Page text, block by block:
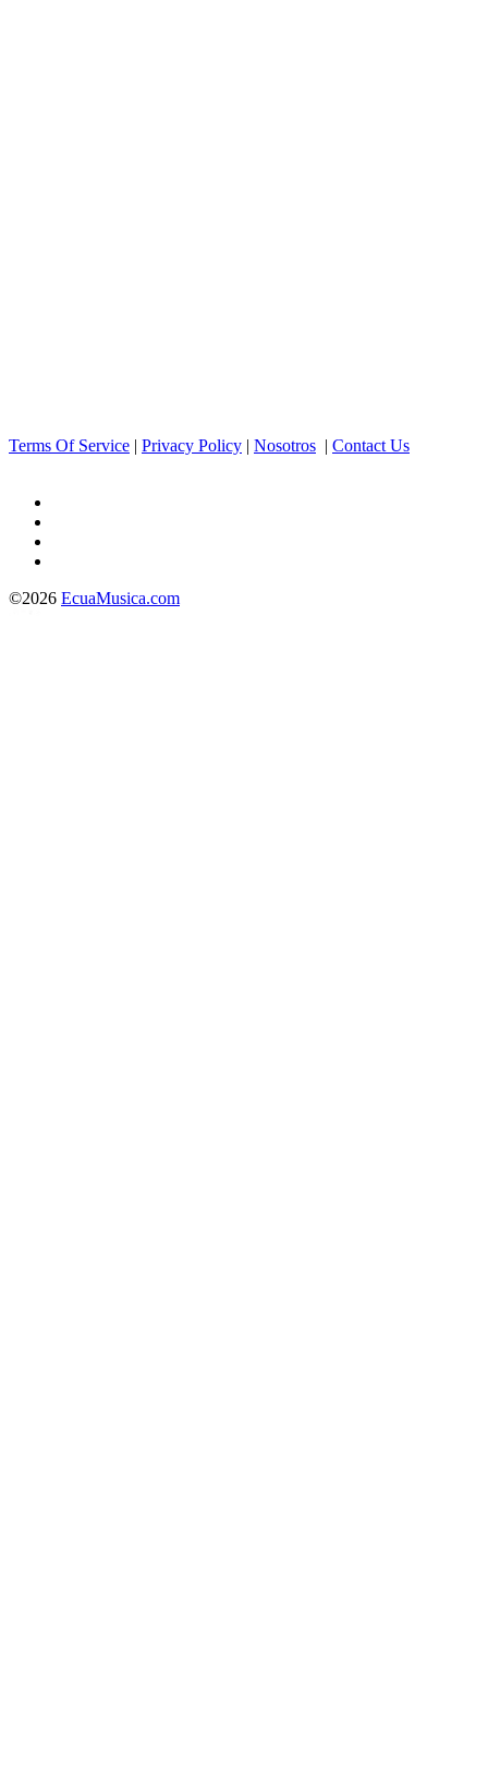
Terms Of Service | Privacy Policy | Nosotros | Contact Us
©2026 EcuaMusica.com